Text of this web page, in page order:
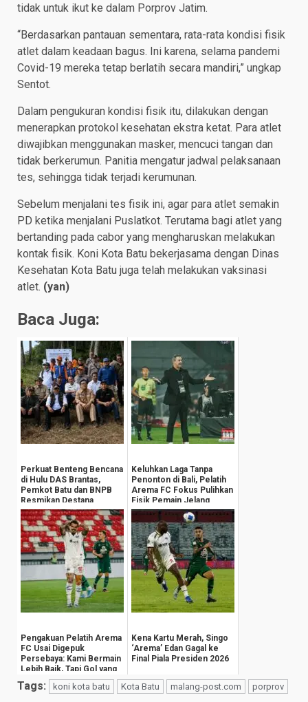
tidak untuk ikut ke dalam Porprov Jatim.
“Berdasarkan pantauan sementara, rata-rata kondisi fisik
atlet dalam keadaan bagus. Ini karena, selama pandemi
Covid-19 mereka tetap berlatih secara mandiri,” ungkap
Sentot.
Dalam pengukuran kondisi fisik itu, dilakukan dengan
menerapkan protokol kesehatan ekstra ketat. Para atlet
diwajibkan menggunakan masker, mencuci tangan dan
tidak berkerumun. Panitia mengatur jadwal pelaksanaan
tes, sehingga tidak terjadi kerumunan.
Sebelum menjalani tes fisik ini, agar para atlet semakin
PD ketika menjalani Puslatkot. Terutama bagi atlet yang
bertanding pada cabor yang mengharuskan melakukan
kontak fisik. Koni Kota Batu bekerjasama dengan Dinas
Kesehatan Kota Batu juga telah melakukan vaksinasi
atlet. (yan)
Baca Juga:
Perkuat Benteng Bencana
di Hulu DAS Brantas,
Pemkot Batu dan BNPB
Resmikan Destana
Giripurno
Keluhkan Laga Tanpa
Penonton di Bali, Pelatih
Arema FC Fokus Pulihkan
Fisik Pemain Jelang
Lawan Pers...
Pengakuan Pelatih Arema
FC Usai Digepuk
Persebaya: Kami Bermain
Lebih Baik, Tapi Gol yang
Dihitung
Kena Kartu Merah, Singo
‘Arema’ Edan Gagal ke
Final Piala Presiden 2026
Tags: koni kota batu Kota Batu malang-post.com porprov